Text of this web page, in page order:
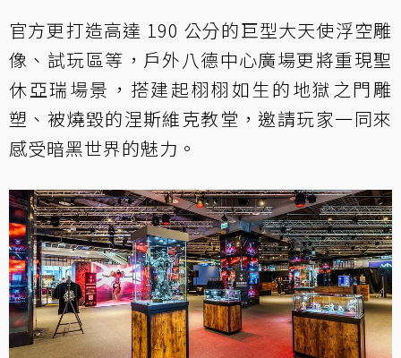
官方更打造高達 190 公分的巨型大天使浮空雕
像、試玩區等，戶外八德中心廣場更將重現聖
休亞瑞場景，搭建起栩栩如生的地獄之門雕
塑、被燒毀的涅斯維克教堂，邀請玩家一同來
感受暗黑世界的魅力。